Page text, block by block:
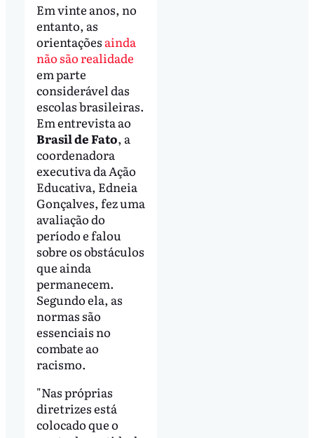
Em vinte anos, no
entanto, as
orientações ainda
não são realidade
em parte
considerável das
escolas brasileiras.
Em entrevista ao
Brasil de Fato, a
coordenadora
executiva da Ação
Educativa, Edneia
Gonçalves, fez uma
avaliação do
período e falou
sobre os obstáculos
que ainda
permanecem.
Segundo ela, as
normas são
essenciais no
combate ao
racismo.
"Nas próprias
diretrizes está
colocado que o